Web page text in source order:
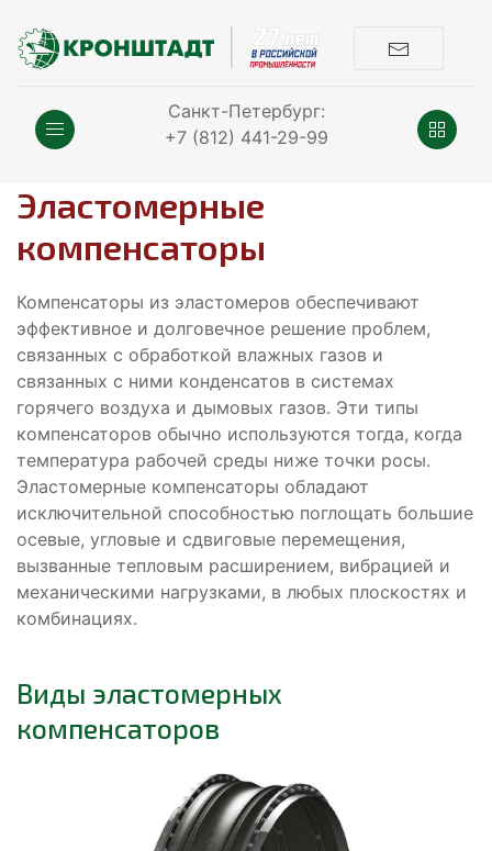
Санкт-Петербург:
+7 (812) 441-29-99
Эластомерные
компенсаторы
Компенсаторы из эластомеров обеспечивают
эффективное и долговечное решение проблем,
связанных с обработкой влажных газов и
связанных с ними конденсатов в системах
горячего воздуха и дымовых газов. Эти типы
компенсаторов обычно используются тогда, когда
температура рабочей среды ниже точки росы.
Эластомерные компенсаторы обладают
исключительной способностью поглощать большие
осевые, угловые и сдвиговые перемещения,
вызванные тепловым расширением, вибрацией и
механическими нагрузками, в любых плоскостях и
комбинациях.
Виды эластомерных
компенсаторов